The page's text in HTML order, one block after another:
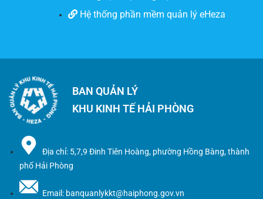
Hệ thống phần mềm quản lý eHeza
BAN QUẢN LÝ
KHU KINH TẾ HẢI PHÒNG
Địa chỉ: 5,7,9 Đinh Tiên Hoàng, phường Hồng Bàng, thành
phố Hải Phòng
Email: banquanlykkt@haiphong.gov.vn